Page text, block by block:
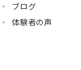
ブログ
体験者の声